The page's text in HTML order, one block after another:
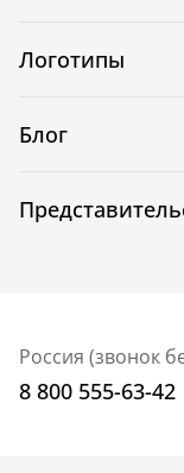
Логотипы
Блог
Россия (звонок
8 800 555-63-42